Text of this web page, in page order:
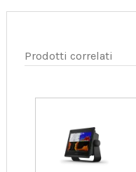
Prodotti correlati